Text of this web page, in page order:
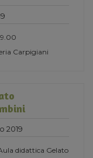
Carpigiani
2019
didattica Gelato